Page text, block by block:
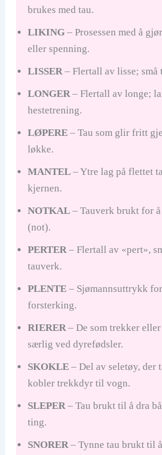
brukes med tau.
LIKING– Prosessen med å
eller spenning.
LISSER– Flertall av lisse; små
LONGER– Flertall av longe;
hestetrening.
LØPERE– Tau som glir fritt
løkke.
MANTEL– Ytre lag på flettet
kjernen.
NOTKAL– Tauverk brukt for
(not).
PERTER– Flertall av «pert»,
tauverk.
PLENTE– Sjømannsuttrykk
forsterking.
RIERER– De som trekker
særlig ved dyrefødsler.
SKOKLE– Del av seletøy, der
kobler trekkdyr til vogn.
SLEPER– Tau brukt til å dra
ting.
SNORER– Tynne tau brukt til